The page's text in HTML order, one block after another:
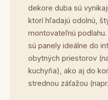
dekore duba sú
ktorí hľadajú odolnú,
montovateľnú
sú panely ideálne do
obytných priestorov
kuchyňa), ako aj do
strednou záťažou